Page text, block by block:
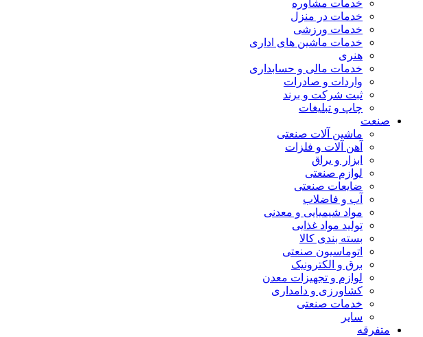
خدمات مشاوره
خدمات در منزل
خدمات ورزشی
خدمات ماشین های اداری
هنری
خدمات مالی و حسابداری
واردات و صادرات
ثبت شرکت و برند
چاپ و تبلیغات
صنعت
ماشین آلات صنعتی
آهن آلات و فلزات
ابزار و یراق
لوازم صنعتی
ضایعات صنعتی
آب و فاضلاب
مواد شیمیایی و معدنی
تولید مواد غذایی
بسته بندی کالا
اتوماسیون صنعتی
برق و الکترونیک
لوازم و تجهیزات معدن
کشاورزی و دامداری
خدمات صنعتی
سایر
متفرقه